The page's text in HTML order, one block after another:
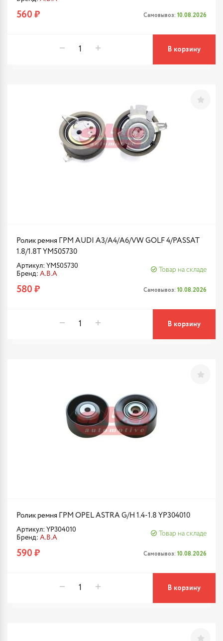
560 ₽ Самовывоз: 10.08.2026
В корзину
Ролик ремня ГРМ AUDI A3/A4/A6/VW GOLF 4/PASSAT
1.8/1.8T YM505730
Артикул: YM505730
Бренд: A.B.A
Товар на складе
580 ₽ Самовывоз: 10.08.2026
В корзину
Ролик ремня ГРМ OPEL ASTRA G/H 1.4-1.8 YP304010
Артикул: YP304010
Бренд: A.B.A
Товар на складе
590 ₽ Самовывоз: 10.08.2026
В корзину